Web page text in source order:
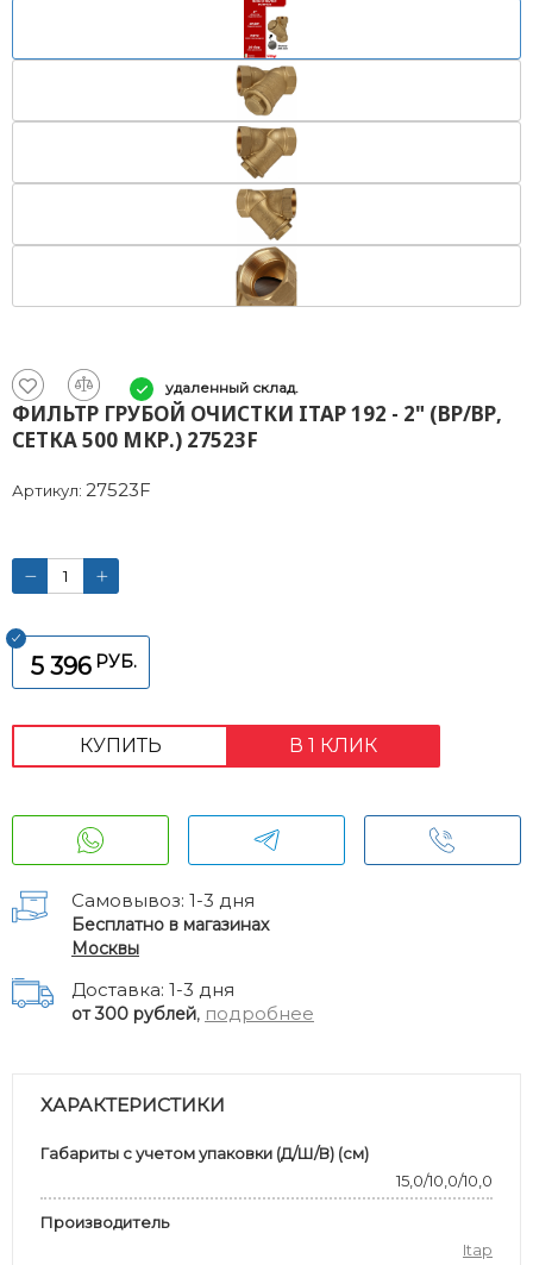
удаленный склад.
ФИЛЬТР ГРУБОЙ ОЧИСТКИ ITAP 192 - 2" (ВР/ВР,
СЕТКА 500 МКР.) 27523F
Артикул: 27523F
5 396 РУБ.
КУПИТЬ В 1 КЛИК
Самовывоз: 1-3 дня
Бесплатно в магазинах
Москвы
Доставка: 1-3 дня
от 300 рублей, подробнее
ХАРАКТЕРИСТИКИ
Габариты с учетом упаковки (Д/Ш/В) (см)
15,0/10,0/10,0
Производитель
Itap